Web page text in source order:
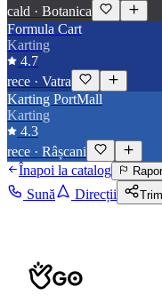
cald · Botanica
Formula Cart
Karting
4.7
rece · Vatra
Karting PortMall
Karting
4.3
rece · Râșcani
Înapoi la catalog
Sună Direcții